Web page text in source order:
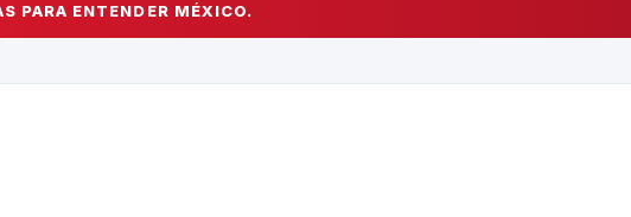
PARA ENTENDER MÉXICO.